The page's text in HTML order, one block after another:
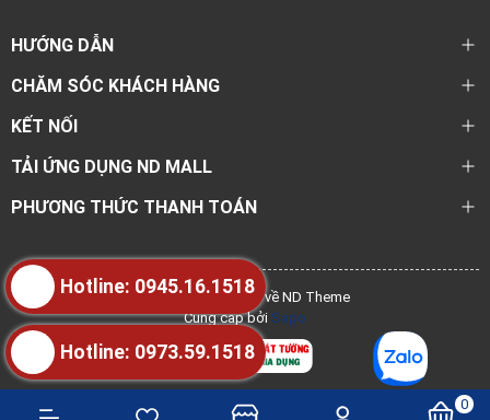
0
HƯỚNG DẪN
CHĂM SÓC KHÁCH HÀNG
KẾT NỐI
TẢI ỨNG DỤNG ND MALL
PHƯƠNG THỨC THANH TOÁN
@ Bản quyền thuộc về ND Theme
Cung cấp bởi Sapo
Hotline: 0973.59.1518
Hotline: 0945.16.1518